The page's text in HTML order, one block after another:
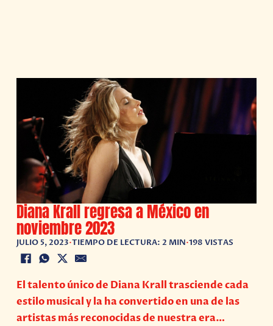
Diana Krall regresa a México en
noviembre 2023
JULIO 5, 2023•TIEMPO DE LECTURA: 2 MIN•198 VISTAS
El talento único de Diana Krall trasciende cada
estilo musical y la ha convertido en una de las
artistas más reconocidas de nuestra era…